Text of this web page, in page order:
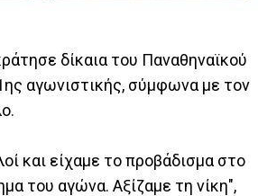
δίκαια του Παναθηναϊκού
αγωνιστικής, σύμφωνα με τον
και είχαμε το προβάδισμα στο
του αγώνα. Αξίζαμε τη νίκη",